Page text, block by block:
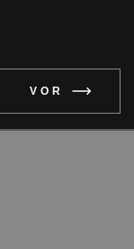
VOR